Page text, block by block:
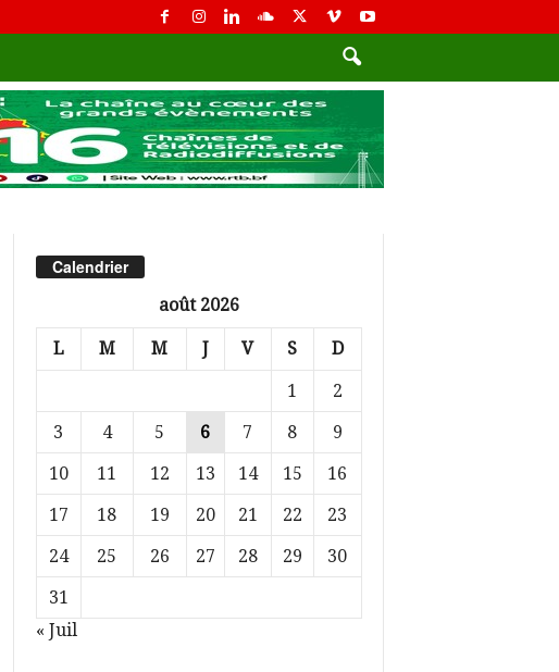
Calendrier
août 2026
L M M J V S D
1
2
3
4 5 6 7 8
9
10
11 12 13 14 15
16
17
18 19 20 21 22
23
24
25 26 27 28 29
30
31
« Juil